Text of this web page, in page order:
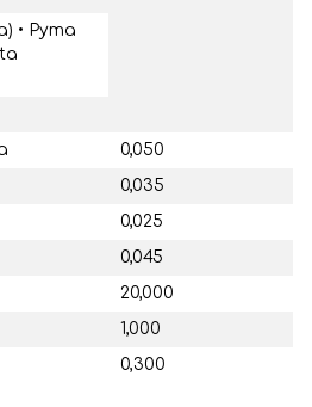
• Рута
0,050
0,035
0,025
0,045
20,000
1,000
0,300